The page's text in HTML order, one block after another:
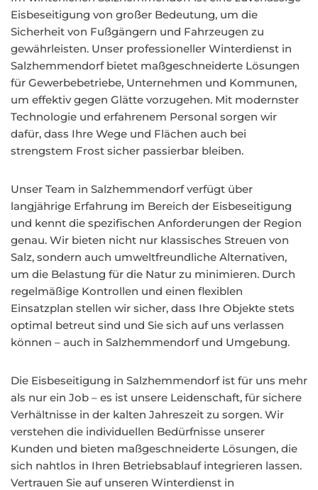
Eisbeseitigung von großer Bedeutung, um die
Sicherheit von Fußgängern und Fahrzeugen zu
gewährleisten. Unser professioneller Winterdienst in
Salzhemmendorf bietet maßgeschneiderte Lösungen
für Gewerbebetriebe, Unternehmen und Kommunen,
um effektiv gegen Glätte vorzugehen. Mit modernster
Technologie und erfahrenem Personal sorgen wir
dafür, dass Ihre Wege und Flächen auch bei
strengstem Frost sicher passierbar bleiben.
Unser Team in Salzhemmendorf verfügt über
langjährige Erfahrung im Bereich der Eisbeseitigung
und kennt die spezifischen Anforderungen der Region
genau. Wir bieten nicht nur klassisches Streuen von
Salz, sondern auch umweltfreundliche Alternativen,
um die Belastung für die Natur zu minimieren. Durch
regelmäßige Kontrollen und einen flexiblen
Einsatzplan stellen wir sicher, dass Ihre Objekte stets
optimal betreut sind und Sie sich auf uns verlassen
können – auch in Salzhemmendorf und Umgebung.
Die Eisbeseitigung in Salzhemmendorf ist für uns mehr
als nur ein Job – es ist unsere Leidenschaft, für sichere
Verhältnisse in der kalten Jahreszeit zu sorgen. Wir
verstehen die individuellen Bedürfnisse unserer
Kunden und bieten maßgeschneiderte Lösungen, die
sich nahtlos in Ihren Betriebsablauf integrieren lassen.
Vertrauen Sie auf unseren Winterdienst in